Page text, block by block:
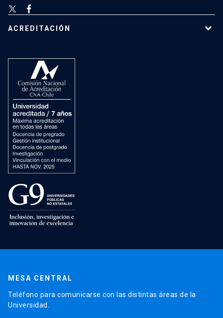
ACREDITACIÓN
MESA CENTRAL
Teléfono para comunicarse con las distintas áreas de la
Universidad.